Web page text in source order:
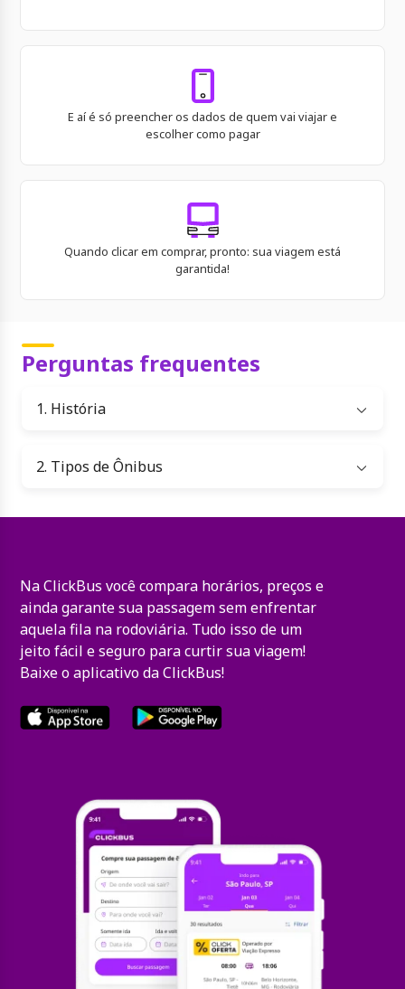
E aí é só preencher os dados de quem vai viajar e
escolher como pagar
Quando clicar em comprar, pronto: sua viagem está
garantida!
Perguntas frequentes
1. História
2. Tipos de Ônibus
Na ClickBus você compara horários, preços e
ainda garante sua passagem sem enfrentar
aquela fila na rodoviária. Tudo isso de um
jeito fácil e seguro para curtir sua viagem!
Baixe o aplicativo da ClickBus!